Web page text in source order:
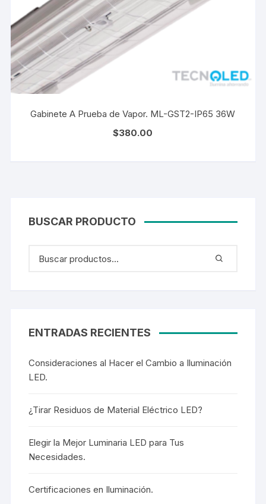
Gabinete A Prueba de Vapor. ML-GST2-IP65 36W
$380.00
BUSCAR PRODUCTO
ENTRADAS RECIENTES
Consideraciones al Hacer el Cambio a Iluminación
LED.
¿Tirar Residuos de Material Eléctrico LED?
Elegir la Mejor Luminaria LED para Tus
Necesidades.
Certificaciones en Iluminación.